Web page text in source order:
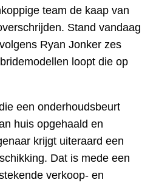
team de kaap van
Stand vandaag
Ryan Jonker zes
loopt die op
een onderhoudsbeurt
huis opgehaald en
krijgt uiteraard een
Dat is mede een
verkoop- en